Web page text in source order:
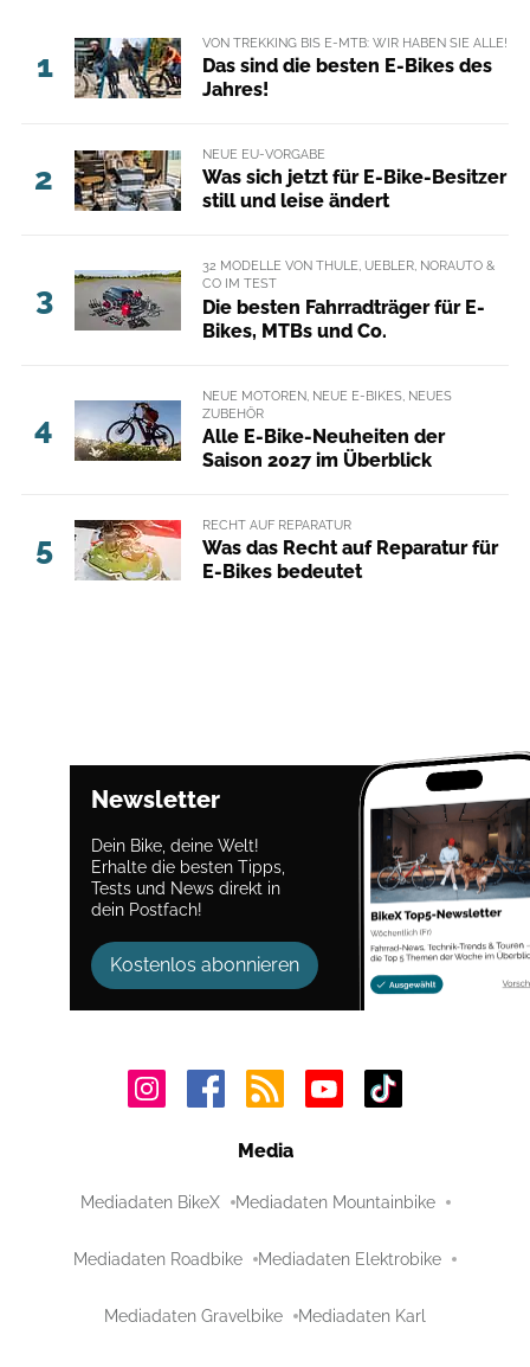
1
VON TREKKING BIS E-MTB: WIR HABEN SIE ALLE!
Das sind die besten E-Bikes des
Jahres!
2
NEUE EU-VORGABE
Was sich jetzt für E-Bike-Besitzer
still und leise ändert
3
32 MODELLE VON THULE, UEBLER, NORAUTO &
CO IM TEST
Die besten Fahrradträger für E-
Bikes, MTBs und Co.
4
NEUE MOTOREN, NEUE E-BIKES, NEUES
ZUBEHÖR
Alle E-Bike-Neuheiten der
Saison 2027 im Überblick
5
RECHT AUF REPARATUR
Was das Recht auf Reparatur für
E-Bikes bedeutet
Newsletter
Dein Bike, deine Welt!
Erhalte die besten Tipps,
Tests und News direkt in
dein Postfach!
Kostenlos abonnieren
Media
Mediadaten BikeX Mediadaten Mountainbike
Mediadaten Roadbike Mediadaten Elektrobike
Mediadaten Gravelbike Mediadaten Karl